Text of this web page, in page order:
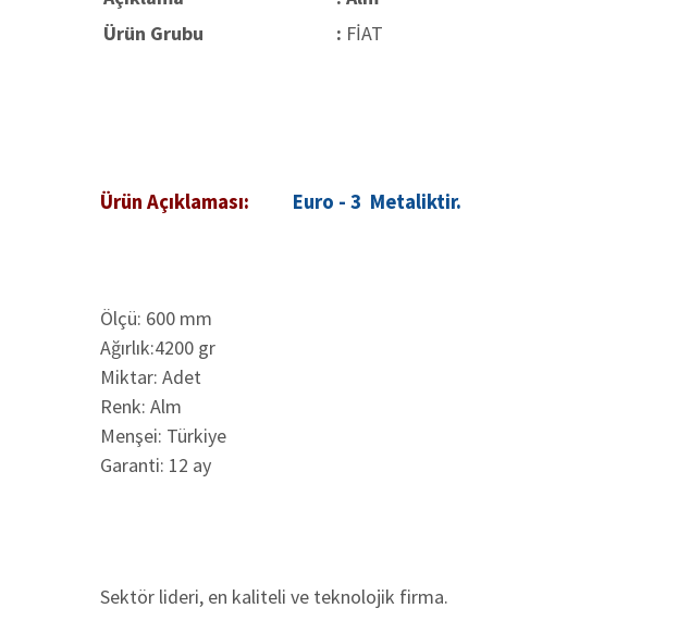
Ürün Grubu
: FİAT
Ürün Açıklaması: Euro - 3 Metaliktir.
Ölçü: 600 mm
Ağırlık:4200 gr
Miktar: Adet
Renk: Alm
Menşei: Türkiye
Garanti: 12 ay
Sektör lideri, en kaliteli ve teknolojik firma.